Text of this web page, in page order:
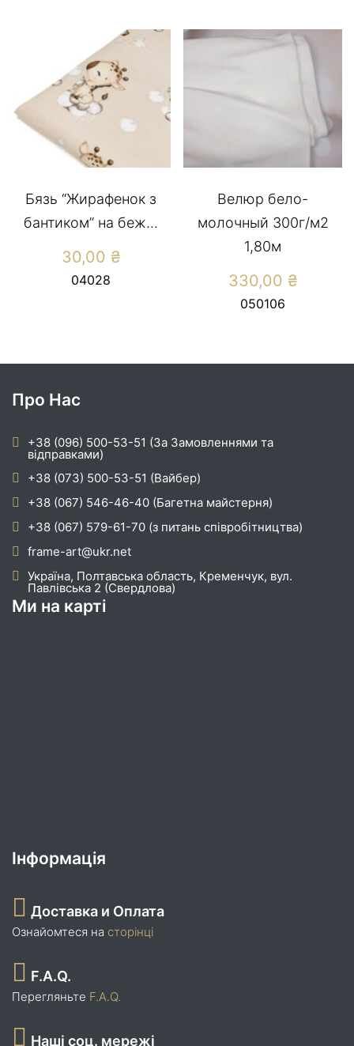
Бязь “Жирафенок з
бантиком” на беж...
30,00 ₴
04028
Велюр бело-
молочный 300г/м2
1,80м
330,00 ₴
050106
Про Нас
+38 (096) 500-53-51 (За Замовленнями та
відправками)
+38 (073) 500-53-51 (Вайбер)
+38 (067) 546-46-40 (Багетна майстерня)
+38 (067) 579-61-70 (з питань співробітництва)
frame-art@ukr.net
Україна, Полтавська область, Кременчук, вул.
Павлівська 2 (Свердлова)
Ми на карті
Інформація
Доставка и Оплата
Ознайомтеся на сторінці
F.A.Q.
Перегляньте F.A.Q.
Наші соц. мережі